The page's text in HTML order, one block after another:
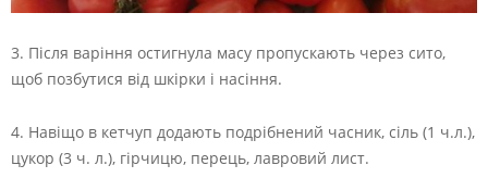
3. Після варіння остигнула масу пропускають через сито,
щоб позбутися від шкірки і насіння.
4. Навіщо в кетчуп додають подрібнений часник, сіль (1 ч.л.),
цукор (3 ч. л.), гірчицю, перець, лавровий лист.